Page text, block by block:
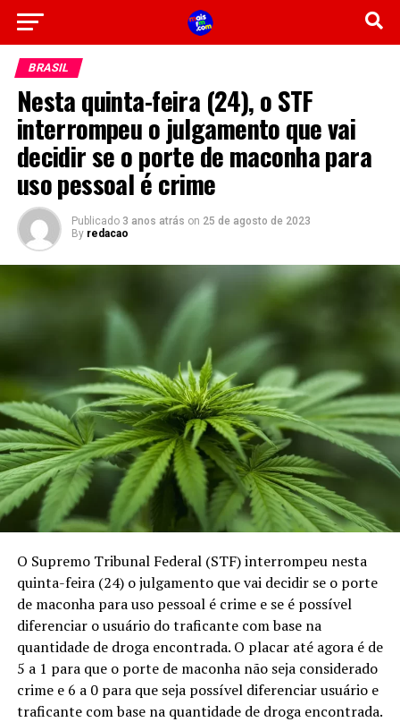
BRASIL
Nesta quinta-feira (24), o STF
interrompeu o julgamento que vai
decidir se o porte de maconha para
uso pessoal é crime
Publicado 3 anos atrás on 25 de agosto de 2023
By redacao
O Supremo Tribunal Federal (STF) interrompeu nesta
quinta-feira (24) o julgamento que vai decidir se o porte
de maconha para uso pessoal é crime e se é possível
diferenciar o usuário do traficante com base na
quantidade de droga encontrada. O placar até agora é de
5 a 1 para que o porte de maconha não seja considerado
crime e 6 a 0 para que seja possível diferenciar usuário e
traficante com base na quantidade de droga encontrada.